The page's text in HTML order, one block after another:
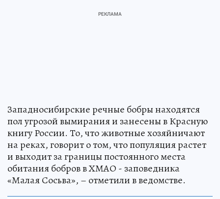
Западносибирские речные бобры находятся
пол угрозой вымирания и занесены в Красную
книгу России. То, что животные хозяйничают
на реках, говорит о том, что популяция растет
и выходит за границы постоянного места
обитания бобров в ХМАО - заповедника
«Малая Сосьва», – отметили в ведомстве.